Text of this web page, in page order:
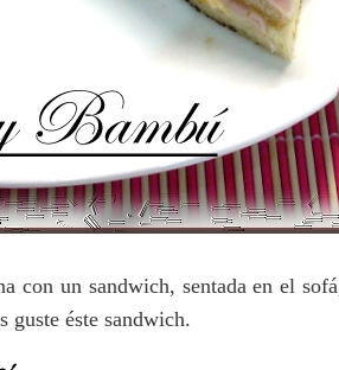
con un sandwich, sentada en el
guste éste sandwich.